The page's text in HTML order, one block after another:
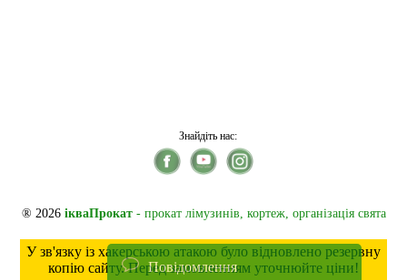
Знайдіть нас:
® 2026 ікваПрокат- прокат лімузинів, кортеж, організація свята
У зв'язку із хакерською атакою було відновлено резервну
копію сайту. Перед замовленням уточнюйте ціни!
Повідомлення